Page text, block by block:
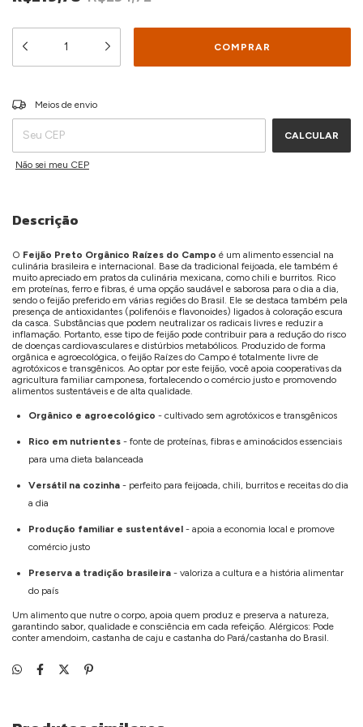
Entregas para o CEP:
Meios de envio
CALCULAR
Não sei meu CEP
Descrição
O Feijão Preto Orgânico Raízes do Campo é um alimento essencial na
culinária brasileira e internacional. Base da tradicional feijoada, ele também é
muito apreciado em pratos da culinária mexicana, como chili e burritos. Rico
em proteínas, ferro e fibras, é uma opção saudável e saborosa para o dia a dia,
sendo o feijão preferido em várias regiões do Brasil. Ele se destaca também pela
presença de antioxidantes (polifenóis e flavonoides) ligados à coloração escura
da casca. Substâncias que podem neutralizar os radicais livres e reduzir a
inflamação. Portanto, esse tipo de feijão pode contribuir para a redução do risco
de doenças cardiovasculares e distúrbios metabólicos. Produzido de forma
orgânica e agroecológica, o feijão Raízes do Campo é totalmente livre de
agrotóxicos e transgênicos. Ao optar por este feijão, você apoia cooperativas da
agricultura familiar camponesa, fortalecendo o comércio justo e promovendo
alimentos sustentáveis e de alta qualidade.
Orgânico e agroecológico - cultivado sem agrotóxicos e transgênicos
Rico em nutrientes - fonte de proteínas, fibras e aminoácidos essenciais
para uma dieta balanceada
Versátil na cozinha - perfeito para feijoada, chili, burritos e receitas do dia
a dia
Produção familiar e sustentável - apoia a economia local e promove
comércio justo
Preserva a tradição brasileira - valoriza a cultura e a história alimentar
do país
Um alimento que nutre o corpo, apoia quem produz e preserva a natureza,
garantindo sabor, qualidade e consciência em cada refeição. Alérgicos: Pode
conter amendoim, castanha de caju e castanha do Pará/castanha do Brasil.